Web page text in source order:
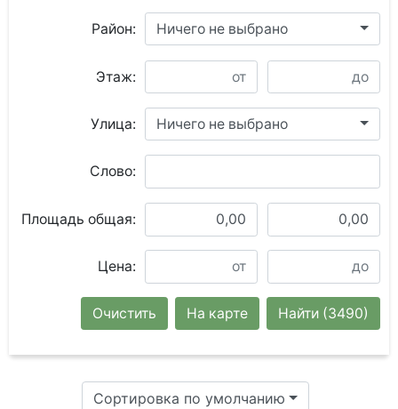
Район: Ничего не выбрано
Этаж:
Улица: Ничего не выбрано
Слово:
Площадь общая:
Цена:
Найти (3490)
На карте
Очистить
Сортировка по умолчанию